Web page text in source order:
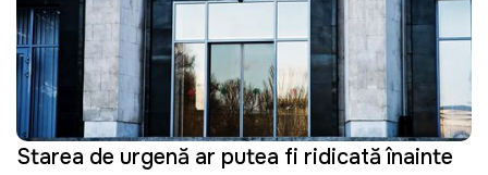
Starea de urgență ar putea fi ridicată înainte